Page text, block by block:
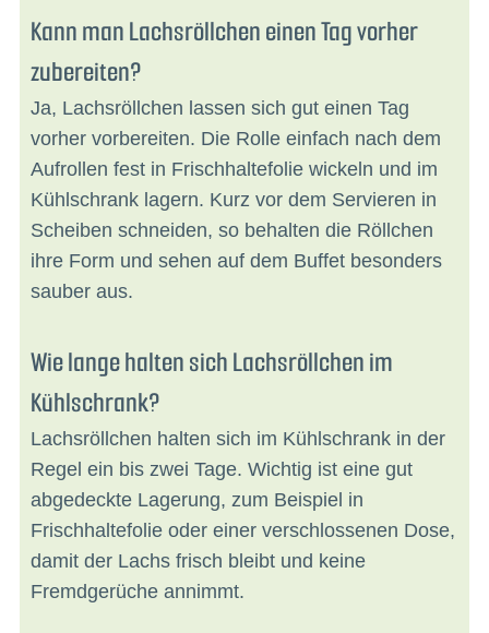
Kann man Lachsröllchen einen Tag vorher
zubereiten?
Ja, Lachsröllchen lassen sich gut einen Tag
vorher vorbereiten. Die Rolle einfach nach dem
Aufrollen fest in Frischhaltefolie wickeln und im
Kühlschrank lagern. Kurz vor dem Servieren in
Scheiben schneiden, so behalten die Röllchen
ihre Form und sehen auf dem Buffet besonders
sauber aus.
Wie lange halten sich Lachsröllchen im
Kühlschrank?
Lachsröllchen halten sich im Kühlschrank in der
Regel ein bis zwei Tage. Wichtig ist eine gut
abgedeckte Lagerung, zum Beispiel in
Frischhaltefolie oder einer verschlossenen Dose,
damit der Lachs frisch bleibt und keine
Fremdgerüche annimmt.